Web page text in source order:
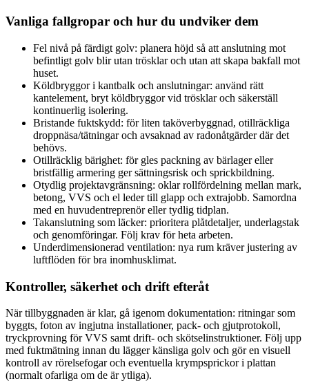
Vanliga fallgropar och hur du undviker dem
Fel nivå på färdigt golv: planera höjd så att anslutning mot
befintligt golv blir utan trösklar och utan att skapa bakfall mot
huset.
Köldbryggor i kantbalk och anslutningar: använd rätt
kantelement, bryt köldbryggor vid trösklar och säkerställ
kontinuerlig isolering.
Bristande fuktskydd: för liten taköverbyggnad, otillräckliga
droppnäsa/tätningar och avsaknad av radonåtgärder där det
behövs.
Otillräcklig bärighet: för gles packning av bärlager eller
bristfällig armering ger sättningsrisk och sprickbildning.
Otydlig projektavgränsning: oklar rollfördelning mellan mark,
betong, VVS och el leder till glapp och extrajobb. Samordna
med en huvudentreprenör eller tydlig tidplan.
Takanslutning som läcker: prioritera plåtdetaljer, underlagstak
och genomföringar. Följ krav för heta arbeten.
Underdimensionerad ventilation: nya rum kräver justering av
luftflöden för bra inomhusklimat.
Kontroller, säkerhet och drift efteråt
När tillbyggnaden är klar, gå igenom dokumentation: ritningar som
byggts, foton av ingjutna installationer, pack- och gjutprotokoll,
tryckprovning för VVS samt drift- och skötselinstruktioner. Följ upp
med fuktmätning innan du lägger känsliga golv och gör en visuell
kontroll av rörelsefogar och eventuella krympsprickor i plattan
(normalt ofarliga om de är ytliga).